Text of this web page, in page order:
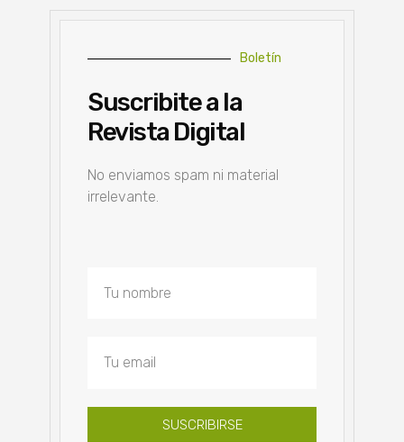
Boletín
Suscribite a la
Revista Digital
No enviamos spam ni material
irrelevante.
SUSCRIBIRSE